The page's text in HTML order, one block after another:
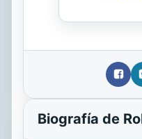
Biografía de